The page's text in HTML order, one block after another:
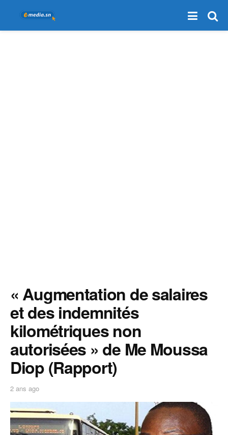
« Augmentation de salaires
et des indemnités
kilométriques non
autorisées » de Me Moussa
Diop (Rapport)
2 ans ago